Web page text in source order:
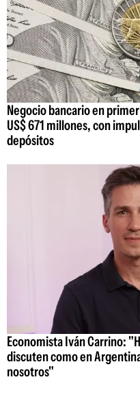
Negocio bancario en
US$ 671 millones, con
depósitos
Economista Iván Carrino:
discuten como en
nosotros"